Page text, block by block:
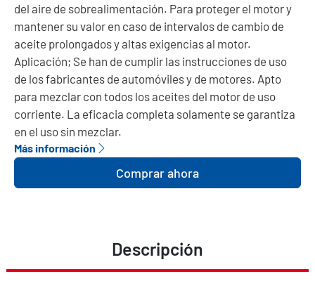
del aire de sobrealimentación. Para proteger el motor y
mantener su valor en caso de intervalos de cambio de
aceite prolongados y altas exigencias al motor.
Aplicación; Se han de cumplir las instrucciones de uso
de los fabricantes de automóviles y de motores. Apto
para mezclar con todos los aceites del motor de uso
corriente. La eficacia completa solamente se garantiza
en el uso sin mezclar.
Más información
Comprar ahora
Descripción